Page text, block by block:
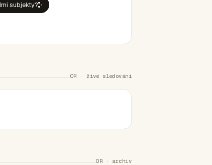
subjekty?
OR · živé sledování
OR · archiv